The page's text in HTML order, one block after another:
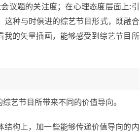
议题的关注度；在心理态度层面上:引
这种与时俱进的综艺节目形式，既融合
我的矢量插画，能够感受到综艺节目所
艺节目所带来不同的价值导向。
构上，加一些能够传递价值导向的内